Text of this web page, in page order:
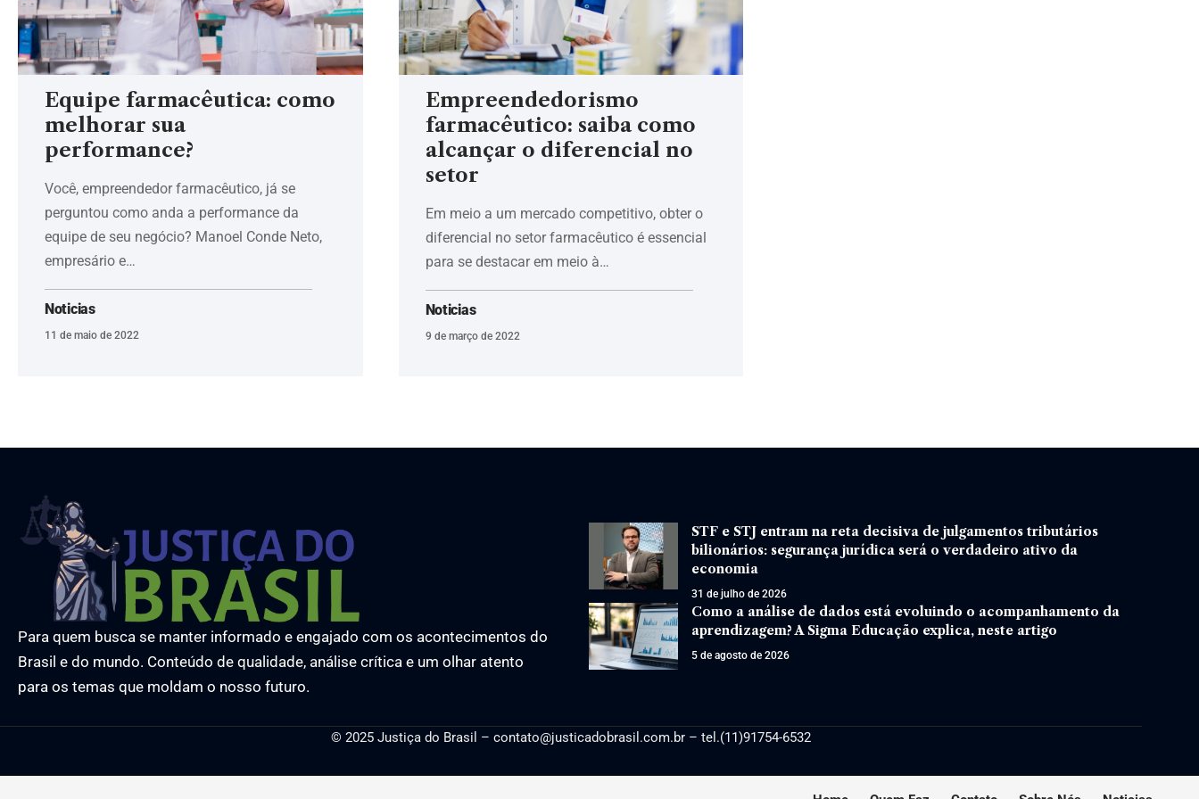
Equipe farmacêutica: como
melhorar sua
performance?
Você, empreendedor farmacêutico, já se
perguntou como anda a performance da
equipe de seu negócio? Manoel Conde Neto,
empresário e…
Noticias
11 de maio de 2022
Empreendedorismo
farmacêutico: saiba como
alcançar o diferencial no
setor
Em meio a um mercado competitivo, obter o
diferencial no setor farmacêutico é essencial
para se destacar em meio à…
Noticias
9 de março de 2022
Para quem busca se manter informado e engajado com os acontecimentos do
Brasil e do mundo. Conteúdo de qualidade, análise crítica e um olhar atento
para os temas que moldam o nosso futuro.
STF e STJ entram na reta decisiva de julgamentos tributários
bilionários: segurança jurídica será o verdadeiro ativo da
economia
31 de julho de 2026
Como a análise de dados está evoluindo o acompanhamento da
aprendizagem? A Sigma Educação explica, neste artigo
5 de agosto de 2026
© 2025 Justiça do Brasil – contato@justicadobrasil.com.br – tel.(11)91754-6532